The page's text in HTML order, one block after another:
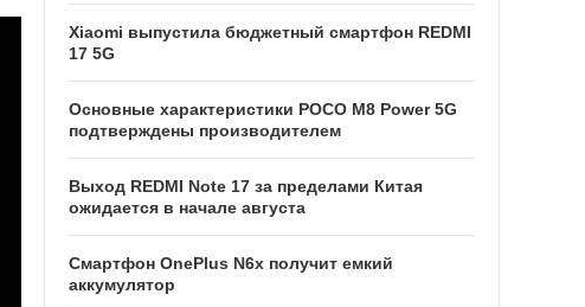
Xiaomi выпустила бюджетный смартфон REDMI
17 5G
Основные характеристики POCO M8 Power 5G
подтверждены производителем
Выход REDMI Note 17 за пределами Китая
ожидается в начале августа
Смартфон OnePlus N6x получит емкий
аккумулятор